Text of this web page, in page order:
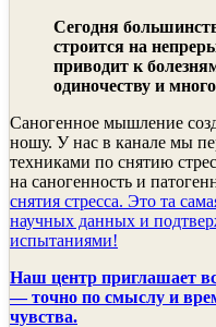
Сегодня
строится на
приводит к
одиночеству и
Саногенное мышление
ношу. У нас в канале мы
техниками по снятию
на саногенность и
снятия стресса. Это та
научных данных и
испытаниями!
Наш центр приглашает
— точно по смыслу и
чувства.